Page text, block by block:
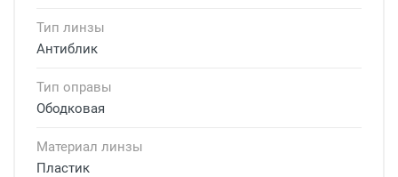
Тип линзы
Антиблик
Тип оправы
Ободковая
Материал линзы
Пластик